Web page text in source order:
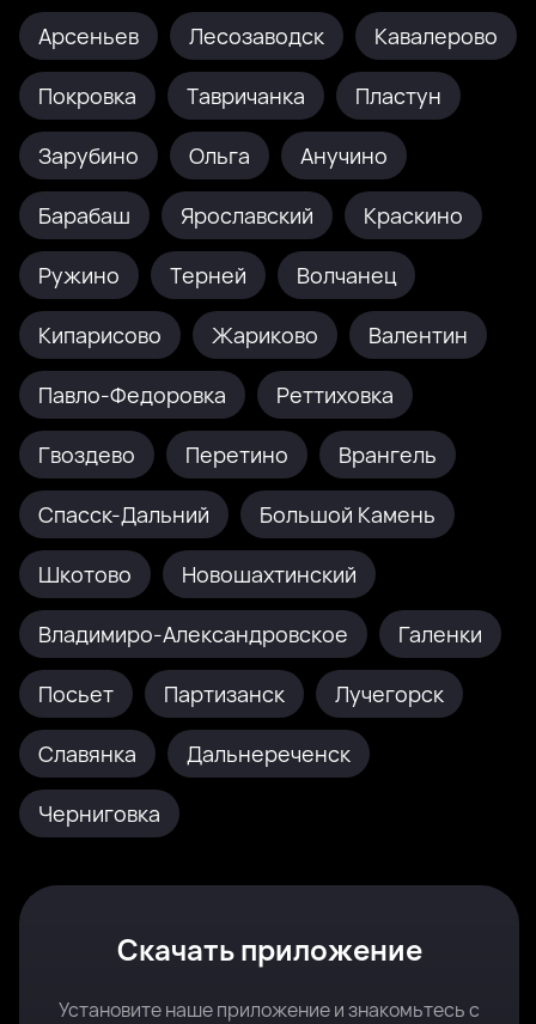
Арсеньев Лесозаводск Кавалерово
Покровка Тавричанка Пластун
Зарубино Ольга Анучино
Барабаш Ярославский Краскино
Ружино Терней Волчанец
Кипарисово Жариково Валентин
Павло-Федоровка Реттиховка
Гвоздево Перетино Врангель
Спасск-Дальний Большой Камень
Шкотово Новошахтинский
Владимиро-Александровское Галенки
Посьет Партизанск Лучегорск
Славянка Дальнереченск
Черниговка
Скачать приложение
Установите наше приложение и знакомьтесь с